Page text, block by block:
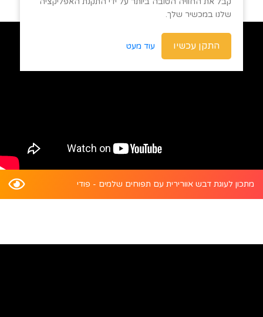
מתכון לעוגת דבש אוורירית עם תפוחים שלמים - פודי
שלנו במכשיר שלך.
התקן עכשיו עוד מעט